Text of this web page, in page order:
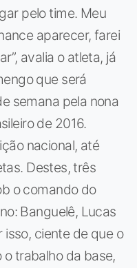
pelo time. Meu
aparecer, farei
avalia o atleta, já
que será
semana pela nona
de 2016.
nacional, até
Destes, três
o comando do
Banguelê, Lucas
isso, ciente de que o
trabalho da base,